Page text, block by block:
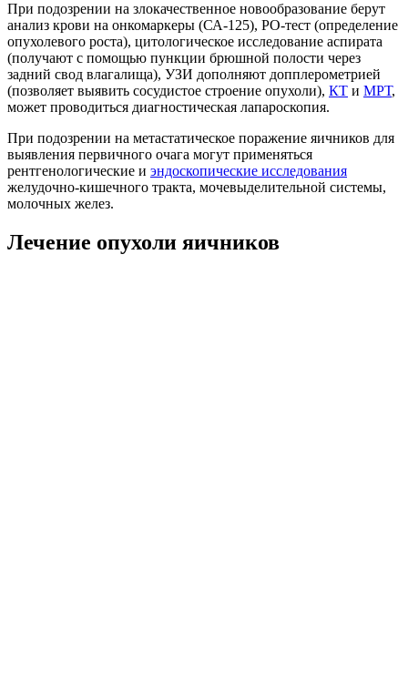
При подозрении на злокачественное новообразование берут
анализ крови на онкомаркеры (СА-125), РО-тест (определение
опухолевого роста), цитологическое исследование аспирата
(получают с помощью пункции брюшной полости через
задний свод влагалища), УЗИ дополняют допплерометрией
(позволяет выявить сосудистое строение опухоли), КТ и МРТ,
может проводиться диагностическая лапароскопия.
При подозрении на метастатическое поражение яичников для
выявления первичного очага могут применяться
рентгенологические и эндоскопические исследования
желудочно-кишечного тракта, мочевыделительной системы,
молочных желез.
Лечение опухоли яичников